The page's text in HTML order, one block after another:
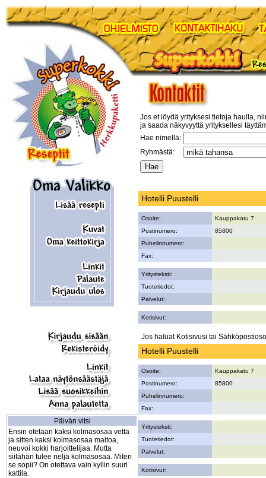
Päivän vitsi
Ensin otetaan kaksi kolmasosaa vettä
ja sitten kaksi kolmasosaa maitoa,
neuvoi kokki harjoittelijaa. Mutta
siitähän tulee neljä kolmasosaa. Miten
se sopii? On otettava vain kyllin suuri
kattila.
Jos et löydä yrityksesi tietoja haulla,
ja saada näkyvyyttä yrityksellesi
Hae nimellä:
Ryhmästä:
Hotelli Puustelli
Osoite:
Kauppakatu 7
Postinumero:
85800
Puhelinnumero:
Fax:
Yritysteksti:
Tuotetiedot:
Palvelut:
Kotisivut:
Jos haluat Kotisivusi tai
Hotelli Puustelli
Osoite:
Kauppakatu 7
Postinumero:
85800
Puhelinnumero:
Fax:
Yritysteksti:
Tuotetiedot:
Palvelut:
Kotisivut: